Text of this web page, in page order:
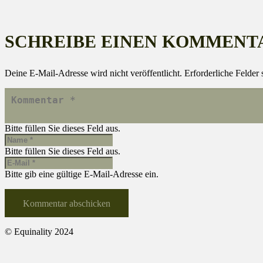
SCHREIBE EINEN
Deine E-Mail-Adresse wird nicht veröffentlicht. Erforderliche Felder
Bitte füllen Sie dieses Feld aus.
Bitte füllen Sie dieses Feld aus.
Bitte gib eine gültige E-Mail-Adresse ein.
Kommentar abschicken
© Equinality 2024